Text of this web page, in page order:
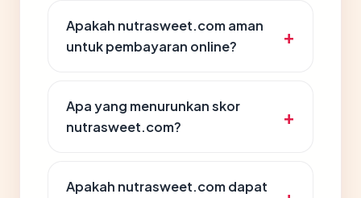
Apakah nutrasweet.com aman
untuk pembayaran online?
Apa yang menurunkan skor
nutrasweet.com?
Apakah nutrasweet.com dapat